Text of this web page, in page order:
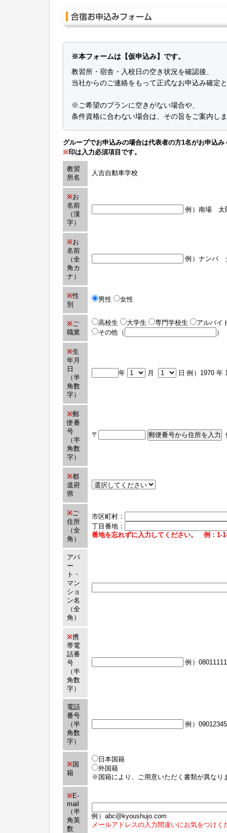
※本フォームは【仮申込み】です。
教習所・宿舎・入校日の空き状況を確認後、
当社からのご連絡をもって正式なお申込み確定
※ご希望のプランに空きがない場合や、
条件資格に合わない場合は、その旨をご案内し
グループでお申込みの場合は代表者の方1名がお申込み
※印は入力必須項目です。
教習
所名
人吉自動車学校
※お
名前
（漢
字）
例）南場 太
※お
名前
（全
角カ
ナ）
例）ナンバ
※性
別
男性 女性
※ご
職業
高校生 大学生 専門学校生
アルバイ
その他（
）
※生
年月
日
（半
角数
字）
年 月 日 例）1970 年
※郵
便番
号
（半
角数
字）
〒 郵便番号から住所を入力
※都
道府
県
※ご
住所
（全
角）
市区町村：
丁目番地：
番地を忘れずに入力してください。 例：1-
アパ
ー
ト・
マン
ショ
ン名
（全
角）
※携
帯電
話番
号
（半
角数
字）
例）
電話
番号
（半
角数
字）
例）
※国
籍
日本国籍
外国籍
※国籍により、ご用意いただく書類が異なり
※E-
mail
（半
角英
数
例）abc@kyoushujo.com
メールアドレスの入力間違いにお気をつけく